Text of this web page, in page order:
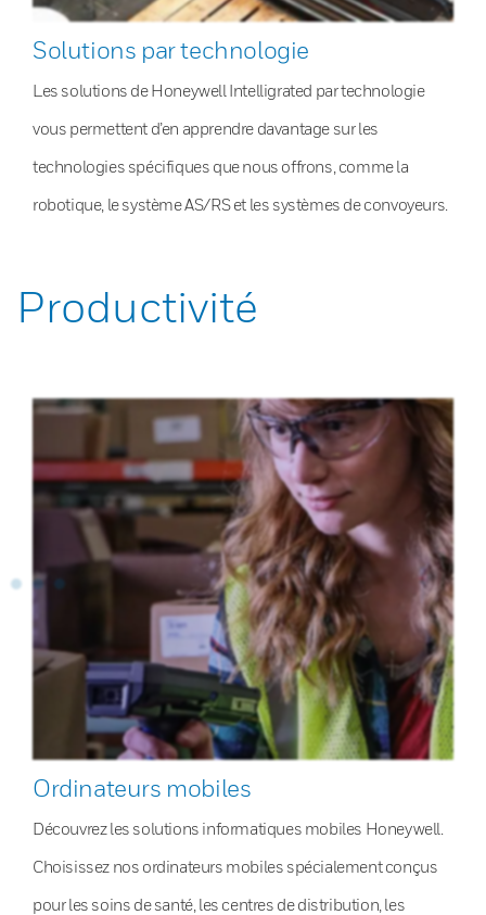
Solutions par technologie
Les solutions de Honeywell Intelligrated par technologie
vous permettent d’en apprendre davantage sur les
technologies spécifiques que nous offrons, comme la
robotique, le système AS/RS et les systèmes de convoyeurs.
Productivité
Ordinateurs mobiles
Découvrez les solutions informatiques mobiles Honeywell.
Choisissez nos ordinateurs mobiles spécialement conçus
pour les soins de santé, les centres de distribution, les